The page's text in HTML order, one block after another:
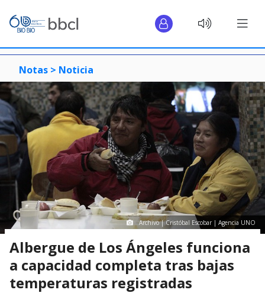
Notas > Noticia
Archivo | Cristóbal Escobar | Agencia UNO
Albergue de Los Ángeles funciona
a capacidad completa tras bajas
temperaturas registradas